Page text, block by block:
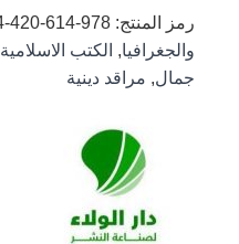
رمز المنتج: 978-614-420-604-2
والجغرافيا, الكتب الاسلامية
جمال, مراقد دينية